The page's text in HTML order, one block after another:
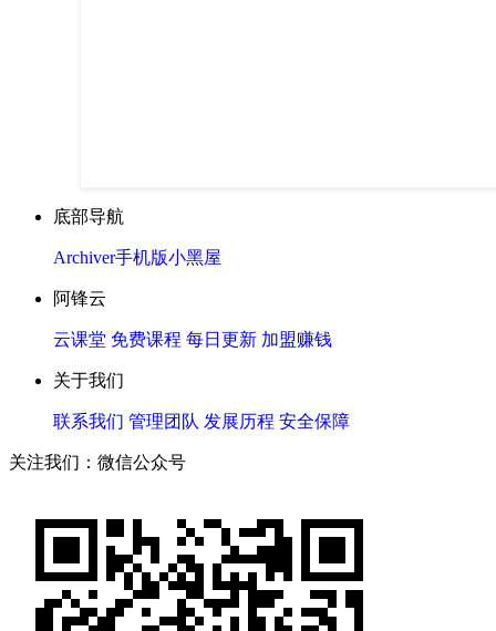
底部导航
Archiver手机版小黑屋
阿锋云
云课堂 免费课程 每日更新 加盟赚钱
关于我们
联系我们 管理团队 发展历程 安全保障
关注我们：微信公众号